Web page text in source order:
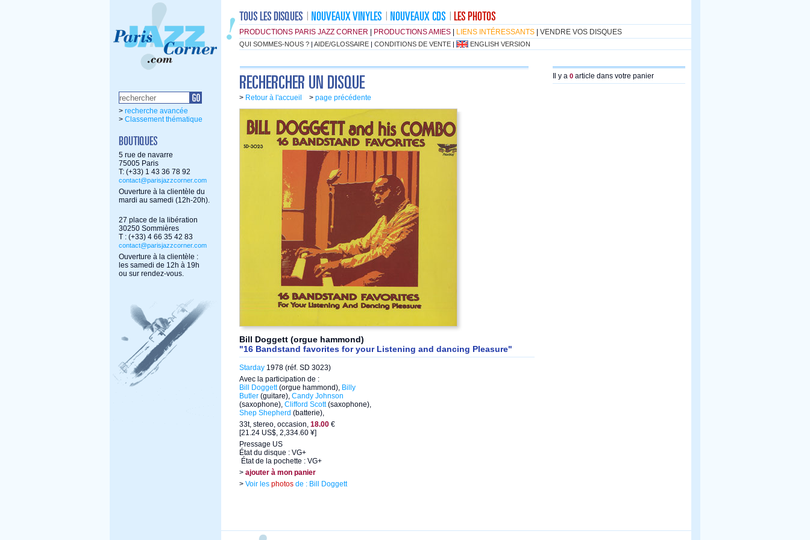
PRODUCTIONS PARIS JAZZ CORNER PRODUCTIONS AMIES LIENS INTÉRESSANTS VENDRE VOS DISQUES
QUI SOMMES-NOUS ? | AIDE/GLOSSAIRE | CONDITIONS DE VENTE | ENGLISH VERSION
> recherche avancée
> Classement thématique
5 rue de navarre
75005 Paris
T: (+33) 1 43 36 78 92
contact@parisjazzcorner.com
Ouverture à la clientèle du
mardi au samedi (12h-20h).
27 place de la libération
30250 Sommières
T : (+33) 4 66 35 42 83
contact@parisjazzcorner.com
Ouverture à la clientèle :
les samedi de 12h à 19h
ou sur rendez-vous.
> Retour à l'accueil > page précédente
Bill Doggett (orgue hammond)
"16 Bandstand favorites for your Listening and dancing Pleasure"
Starday 1978 (réf. SD 3023)
Avec la participation de :
Bill Doggett(orgue hammond), Billy
Butler (guitare), Candy Johnson
(saxophone), Clifford Scott(saxophone),
Shep Shepherd (batterie),
33t, stereo, occasion, 18.00 €
[21.24 US$, 2,334.60 ¥]
Pressage US
État du disque : VG+
État de la pochette : VG+
> ajouter à mon panier
> Voir les photos de : Bill Doggett
Il y a 0 article dans votre panier